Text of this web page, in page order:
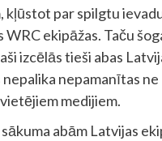
kļūstot par spilgtu
WRC ekipāžas. Taču
izcēlās tieši abas
nepalika nepamanītas ne
medijiem.
abām Latvijas